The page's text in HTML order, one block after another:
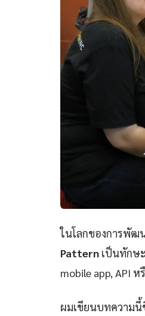
ในโลกของการพัฒ
Pattern เป็นทักษ
mobile app, API
ผมเขียนบทความนี้